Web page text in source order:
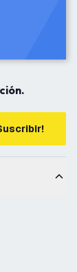
Suscribir!